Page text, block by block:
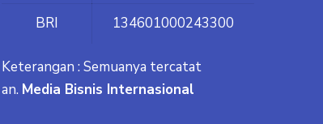
BRI 134601000243300
Keterangan : Semuanya tercatat
an. Media Bisnis Internasional